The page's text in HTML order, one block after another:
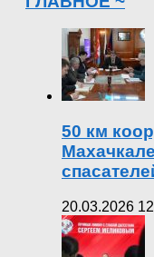
50 км
20.03.2026